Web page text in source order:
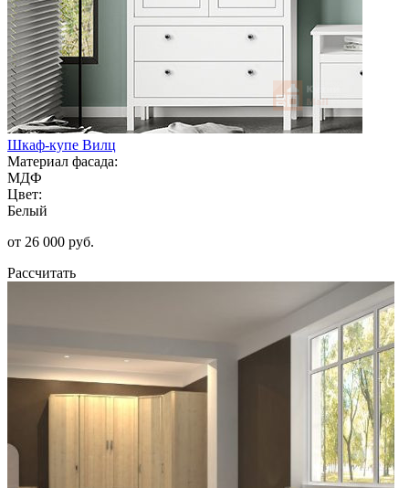
Шкаф-купе Вилц
Материал фасада:
МДФ
Цвет:
Белый
от 26 000 руб.
Рассчитать